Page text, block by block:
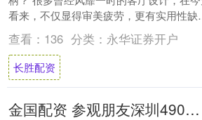
看来，不仅显得审美疲劳，更有实用性缺
陷，甚至带来打扫麻烦、浪费空间、难以改
造等麻烦....
查看： 136 分类： 永华证券开户
长胜配资
金国配资 参观朋友深圳490万的55平小房，这装修，太憋屈！